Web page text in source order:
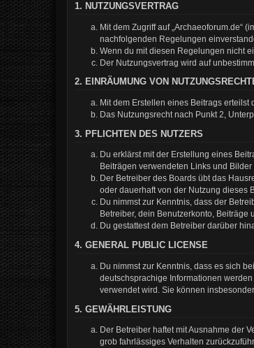
1. NUTZUNGSVERTRAG
Mit dem Zugriff auf „Archaeoforum.de“
nachfolgenden Regelungen
Wenn du mit diesen Regelungen nicht
Der Nutzungsvertrag wird auf
2. EINRÄUMUNG VON
Mit dem Erstellen eines Beitrags
Das Nutzungsrecht nach Punkt 2,
3. PFLICHTEN DES NUTZERS
Du erklärst mit der Erstellung eines
Beiträgen verwendeten Links und
Der Betreiber des Boards übt das
oder dauerhaft von der Nutzung dieses
Du nimmst zur Kenntnis, dass der
Betreiber, dein Benutzerkonto,
Du gestattest dem Betreiber darüber
4. GENERAL PUBLIC LICENSE
Du nimmst zur Kenntnis, dass es sich
deutschsprachige Informationen
verwendet wird. Sie können
5. GEWÄHRLEISTUNG
Der Betreiber haftet mit Ausnahme der
grob fahrlässiges Verhalten